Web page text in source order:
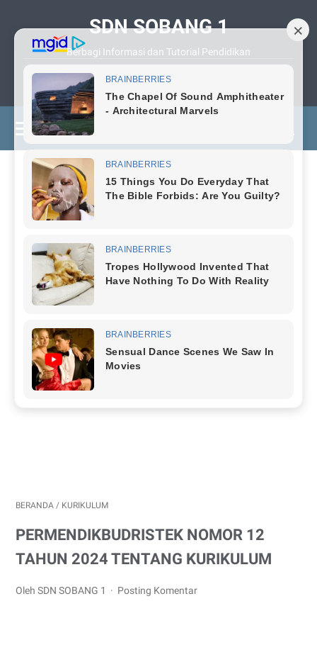
SDN SOBANG 1
Berbagi Informasi dan Tutorial Pendidikan
BERANDA / KURIKULUM
PERMENDIKBUDRISTEK NOMOR 12
TAHUN 2024 TENTANG KURIKULUM
Oleh SDN SOBANG 1 Posting Komentar